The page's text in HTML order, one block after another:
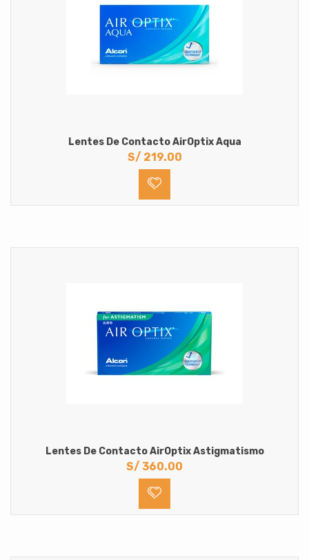
Lentes De Contacto AirOptix Aqua
S/ 219.00
Lentes De Contacto AirOptix Astigmatismo
S/ 360.00